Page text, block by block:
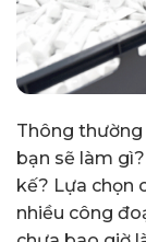
Thông
bạn sẽ làm
kế? Lựa chọn
nhiều công